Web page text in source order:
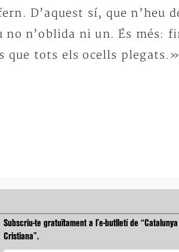
D’aquest sí, que n’heu
no n’oblida ni un. És més:
que tots els ocells plegats.»
Subscriu-te gratuïtament a l’e-butlletí de “Catalunya
Cristiana”.